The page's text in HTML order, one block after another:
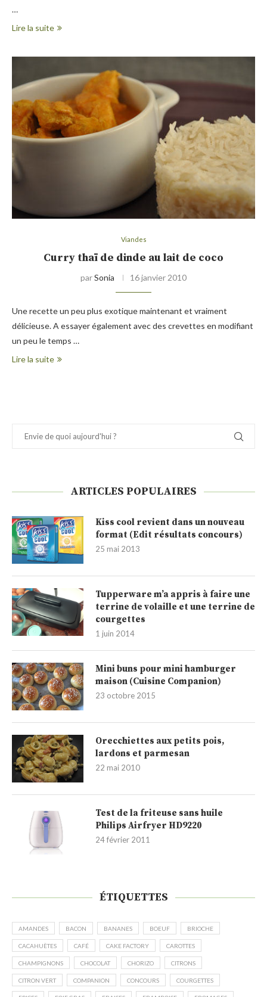
…
Lire la suite
Viandes
Curry thaï de dinde au lait de coco
parSonia 16 janvier 2010
Une recette un peu plus exotique maintenant et vraiment
délicieuse. A essayer également avec des crevettes en modifiant
un peu le temps …
Lire la suite
ARTICLES POPULAIRES
Kiss cool revient dans un nouveau
format (Edit résultats concours)
25 mai 2013
Tupperware m’a appris à faire une
terrine de volaille et une terrine de
courgettes
1 juin 2014
Mini buns pour mini hamburger
maison (Cuisine Companion)
23 octobre 2015
Orecchiettes aux petits pois,
lardons et parmesan
22 mai 2010
Test de la friteuse sans huile
Philips Airfryer HD9220
24 février 2011
ÉTIQUETTES
AMANDES BACON BANANES BOEUF BRIOCHE
CACAHUÈTES CAFÉ CAKE FACTORY CAROTTES
CHAMPIGNONS CHOCOLAT CHORIZO CITRONS
CITRON VERT COMPANION CONCOURS COURGETTES